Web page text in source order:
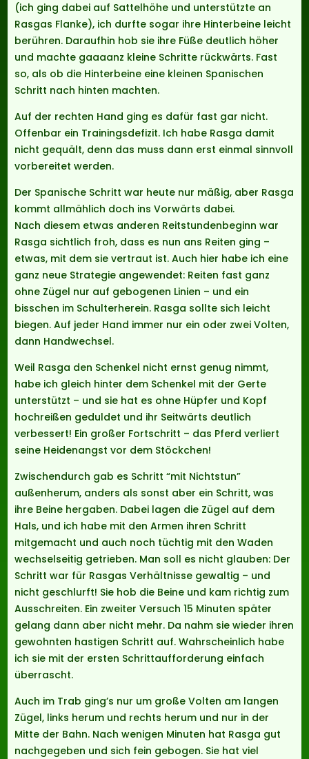
(ich ging dabei auf Sattelhöhe und unterstützte an
Rasgas Flanke), ich durfte sogar ihre Hinterbeine leicht
berühren. Daraufhin hob sie ihre Füße deutlich höher
und machte gaaaanz kleine Schritte rückwärts. Fast
so, als ob die Hinterbeine eine kleinen Spanischen
Schritt nach hinten machten.
Auf der rechten Hand ging es dafür fast gar nicht.
Offenbar ein Trainingsdefizit. Ich habe Rasga damit
nicht gequält, denn das muss dann erst einmal sinnvoll
vorbereitet werden.
Der Spanische Schritt war heute nur mäßig, aber Rasga
kommt allmählich doch ins Vorwärts dabei.
Nach diesem etwas anderen Reitstundenbeginn war
Rasga sichtlich froh, dass es nun ans Reiten ging –
etwas, mit dem sie vertraut ist. Auch hier habe ich eine
ganz neue Strategie angewendet: Reiten fast ganz
ohne Zügel nur auf gebogenen Linien – und ein
bisschen im Schulterherein. Rasga sollte sich leicht
biegen. Auf jeder Hand immer nur ein oder zwei Volten,
dann Handwechsel.
Weil Rasga den Schenkel nicht ernst genug nimmt,
habe ich gleich hinter dem Schenkel mit der Gerte
unterstützt – und sie hat es ohne Hüpfer und Kopf
hochreißen geduldet und ihr Seitwärts deutlich
verbessert! Ein großer Fortschritt – das Pferd verliert
seine Heidenangst vor dem Stöckchen!
Zwischendurch gab es Schritt “mit Nichtstun”
außenherum, anders als sonst aber ein Schritt, was
ihre Beine hergaben. Dabei lagen die Zügel auf dem
Hals, und ich habe mit den Armen ihren Schritt
mitgemacht und auch noch tüchtig mit den Waden
wechselseitig getrieben. Man soll es nicht glauben: Der
Schritt war für Rasgas Verhältnisse gewaltig – und
nicht geschlurft! Sie hob die Beine und kam richtig zum
Ausschreiten. Ein zweiter Versuch 15 Minuten später
gelang dann aber nicht mehr. Da nahm sie wieder ihren
gewohnten hastigen Schritt auf. Wahrscheinlich habe
ich sie mit der ersten Schrittaufforderung einfach
überrascht.
Auch im Trab ging’s nur um große Volten am langen
Zügel, links herum und rechts herum und nur in der
Mitte der Bahn. Nach wenigen Minuten hat Rasga gut
nachgegeben und sich fein gebogen. Sie hat viel